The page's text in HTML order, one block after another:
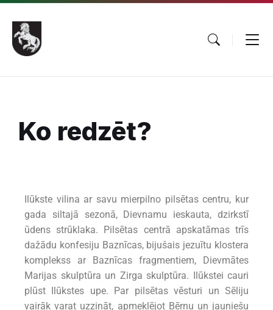
Ko redzēt?
Ilūkste vilina ar savu mierpilno pilsētas centru, kur
gada siltajā sezonā, Dievnamu ieskauta, dzirkstī
ūdens strūklaka. Pilsētas centrā apskatāmas trīs
dažādu konfesiju Baznīcas, bijušais jezuītu klostera
komplekss ar Baznīcas fragmentiem, Dievmātes
Marijas skulptūra un Zirga skulptūra. Ilūkstei cauri
plūst Ilūkstes upe. Par pilsētas vēsturi un Sēliju
vairāk varat uzzināt, apmeklējot Bērnu un jauniešu